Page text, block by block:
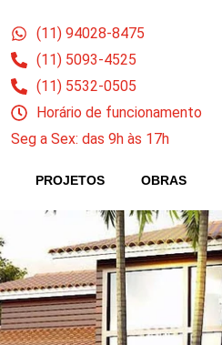
(11) 94028-8475
(11) 5093-4525
(11) 5532-0505
Horário de funcionamento
Seg a Sex: das 9h às 17h
PROJETOS OBRAS